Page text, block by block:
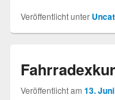
Veröffentlicht unter
Veröffentlicht am 13.